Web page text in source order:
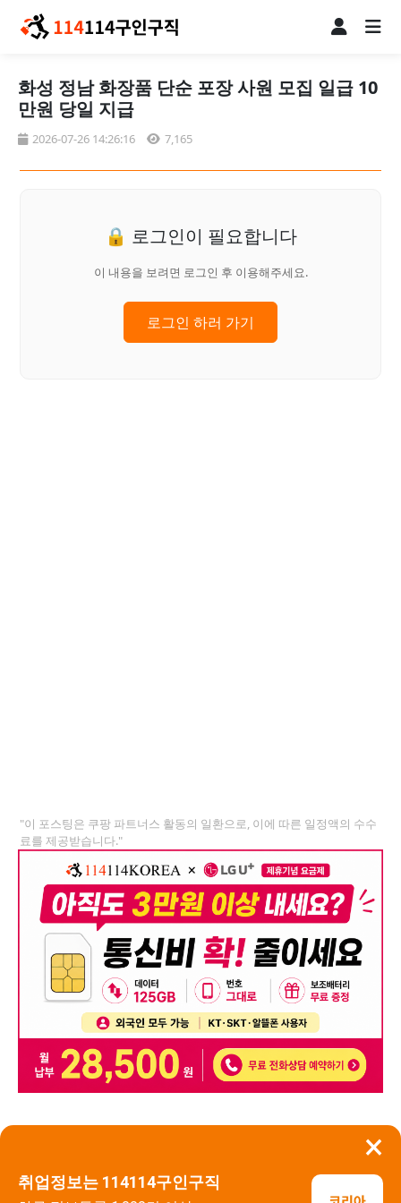
×
취업정보는 114114구인구직
화성 정남 화장품 단순 포장 사원 모집 일급 10
만원 당일 지급
2026-07-26 14:26:16 7,165
🔒 로그인이 필요합니다
이 내용을 보려면 로그인 후 이용해주세요.
로그인 하러 가기
"이 포스팅은 쿠팡 파트너스 활동의 일환으로, 이에 따른 일정액의 수수
료를 제공받습니다."